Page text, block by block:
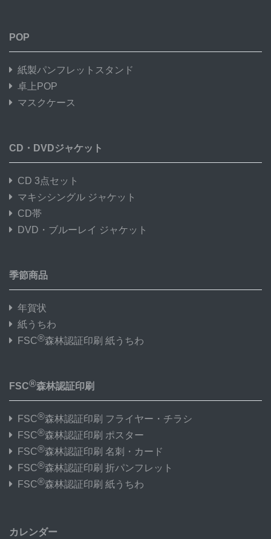
POP
紙製パンフレットスタンド
卓上POP
マスクケース
CD・DVDジャケット
CD 3点セット
マキシシングル ジャケット
CD帯
DVD・ブルーレイ ジャケット
季節商品
年賀状
紙うちわ
FSC®森林認証印刷 紙うちわ
FSC®森林認証印刷
FSC®森林認証印刷 フライヤー・チラシ
FSC®森林認証印刷 ポスター
FSC®森林認証印刷 名刺・カード
FSC®森林認証印刷 折パンフレット
FSC®森林認証印刷 紙うちわ
カレンダー